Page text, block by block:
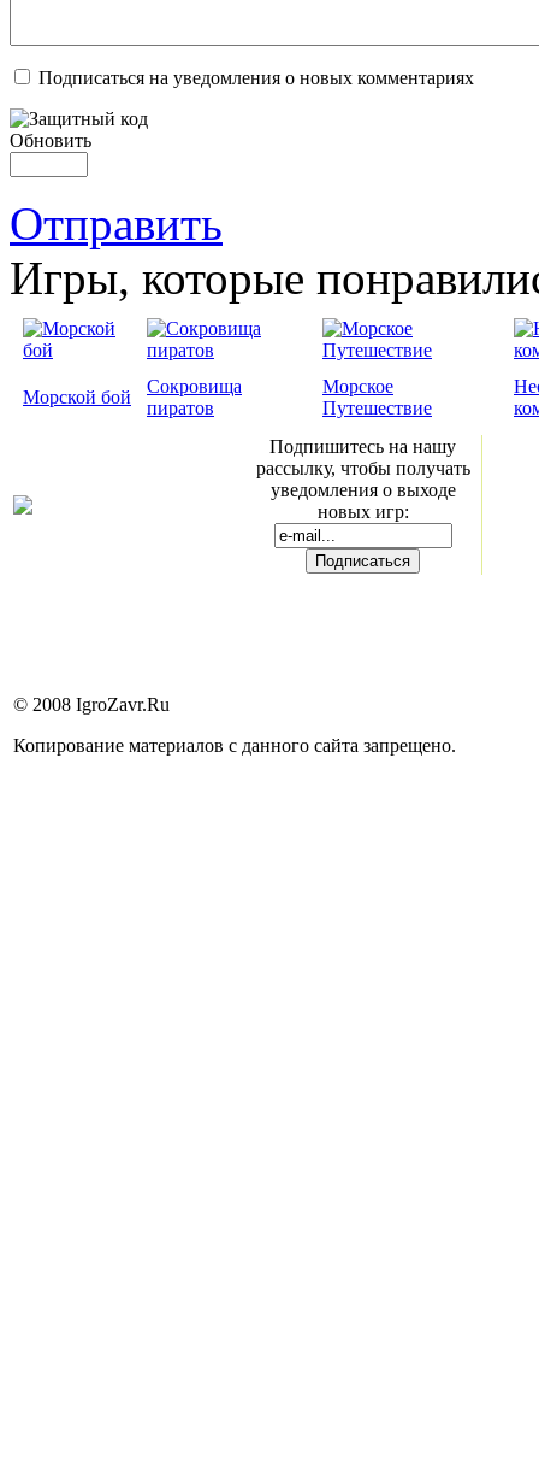
Подписаться на уведомления о новых комментариях
Обновить
Отправить
Игры, которые
Морской бой
Сокровища
пиратов
Морское
Путешествие
Подпишитесь на нашу
рассылку, чтобы получать
уведомления о выходе
новых игр:
© 2008 IgroZavr.Ru
Копирование материалов с данного сайта запрещено.